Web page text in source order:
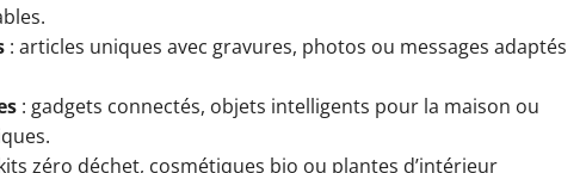
: articles uniques avec gravures, photos ou messages adaptés
: gadgets connectés, objets intelligents pour la maison ou
zéro déchet, cosmétiques bio ou plantes d’intérieur